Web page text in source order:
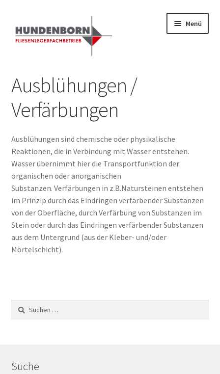
Navigation
springen
Inhalt
springen
Menü
Alte Fliesen, Vintage Fliesen, Reservefliesen,
Austauschfliesen, Retrofliesen, Historische Fliesen Ankauf
Anfrage senden
Fliesenkatalog
fundatek – Datenschutzhinweise
Impressum
Kontakt
Abdichtung von Innenräumen – DIN 18534
Ausblühungen /
Verfärbungen
Ausblühungen sind chemische oder physikalische
Reaktionen, die in Verbindung mit Wasser entstehen.
Wasser übernimmt hier die Transportfunktion der
organischen oder anorganischen
Substanzen. Verfärbungen in z.B.Natursteinen entstehen
im Prinzip durch das Eindringen verfärbender Substanzen
von der Oberfläche, durch Verfärbung von Substanzen im
Stein oder durch das Eindringen verfärbender Substanzen
aus dem Untergrund (aus der Kleber- und/oder
Mörtelschicht).
Suchen
nach:
Suche